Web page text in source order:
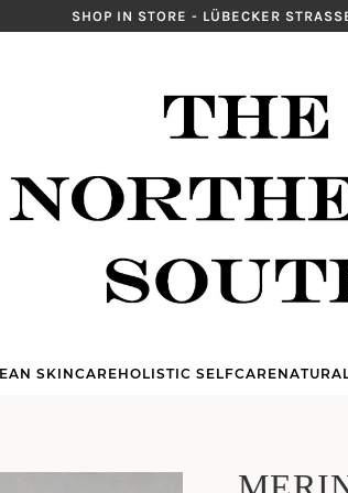
SHOP IN STORE - LÜBECKER
SKINCAREHOLISTIC SELFCARE